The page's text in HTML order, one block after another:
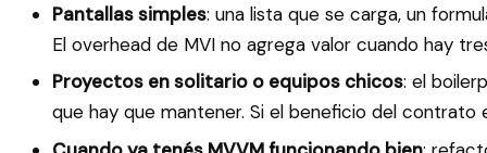
Pantallas simples: una lista que se carga, un
El overhead de MVI no agrega valor cuando hay
Proyectos en solitario o equipos chicos: el
que hay que mantener. Si el beneficio del contrato